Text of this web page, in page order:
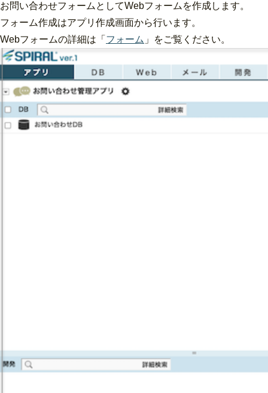
お問い合わせフォームとしてWebフォームを作成します。
フォーム作成はアプリ作成画面から行います。
Webフォームの詳細は「 フォーム 」をご覧ください。